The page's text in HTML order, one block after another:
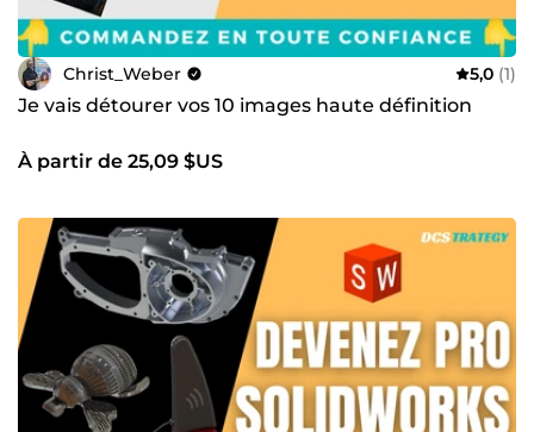
Christ_Weber 5,0 (1)
Je vais détourer vos 10 images haute définition
À partir de 25,09 $US